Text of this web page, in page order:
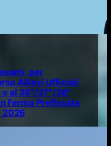
per
Allievi Ufficiali
al 36°/37°/38°
Ferma Prefissata
2026